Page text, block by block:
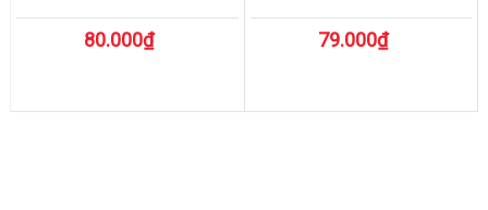
80.000₫ 79.000₫